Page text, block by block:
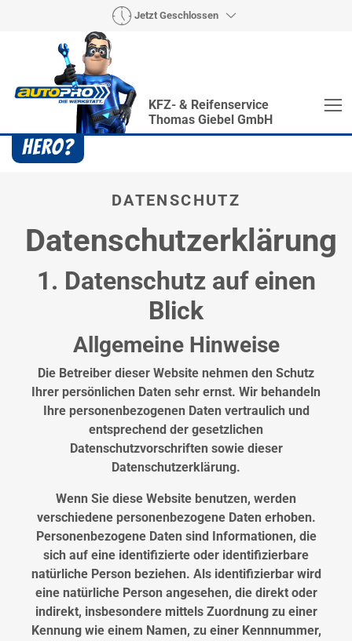
Jetzt Geschlossen
KFZ- & Reifenservice
Thomas Giebel GmbH
Heroes? Findet man bei uns!
Robby und Engineering Esy mit ihrer Superpower
DATENSCHUTZ
Datenschutzerklärung
1. Datenschutz auf einen
Blick
Allgemeine Hinweise
Die Betreiber dieser Website nehmen den Schutz
Ihrer persönlichen Daten sehr ernst. Wir behandeln
Ihre personenbezogenen Daten vertraulich und
entsprechend der gesetzlichen
Datenschutzvorschriften sowie dieser
Datenschutzerklärung.
Wenn Sie diese Website benutzen, werden
verschiedene personenbezogene Daten erhoben.
Personenbezogene Daten sind Informationen, die
sich auf eine identifizierte oder identifizierbare
natürliche Person beziehen. Als identifizierbar wird
eine natürliche Person angesehen, die direkt oder
indirekt, insbesondere mittels Zuordnung zu einer
Kennung wie einem Namen, zu einer Kennnummer,